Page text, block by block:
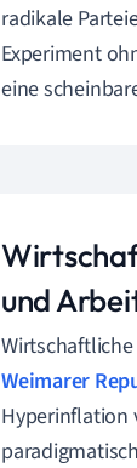
radikale
Experiment
eine
und
Weimarer
Hyperinflation